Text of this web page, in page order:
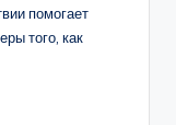
помогает
того, как